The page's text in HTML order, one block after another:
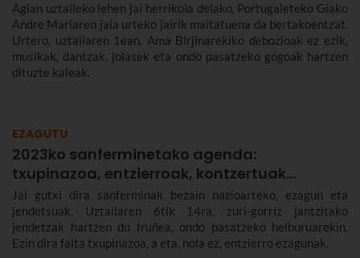
Agian uztaileko lehen jai herrikoia delako, Portugaleteko Giako
Andre Mariaren jaia urteko jairik maitatuena da bertakoentzat.
Urtero, uztailaren 1ean, Ama Birjinarekiko debozioak ez ezik,
musikak, dantzak, jolasek eta ondo pasatzeko gogoak hartzen
dituzte kaleak.
EZAGUTU
2023ko sanferminetako agenda:
txupinazoa, entzierroak, kontzertuak…
Jai gutxi dira sanferminak bezain nazioarteko, ezagun eta
jendetsuak. Uztailaren 6tik 14ra, zuri-gorriz jantzitako
jendetzak hartzen du Iruñea, ondo pasatzeko helburuarekin.
Ezin dira falta txupinazoa, a eta, nola ez, entzierro ezagunak.